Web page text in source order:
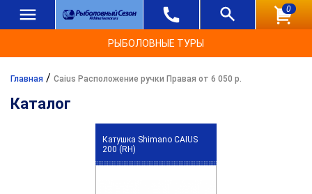
0
РЫБОЛОВНЫЕ ТУРЫ
Главная / Caius Расположение ручки Правая от 6 050 р.
Каталог
Катушка Shimano CAIUS
200 (RH)